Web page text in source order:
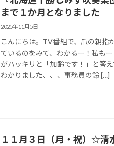
まで１か月となりました
2025年11月5日
こんにちは。TV番組で、爪の親指
ているのをみて、わかるー！私も
がハッキリと「加齢です！」と答
わかりました、、、事務員の鈴 […]
１１月３日（月・祝）☆清